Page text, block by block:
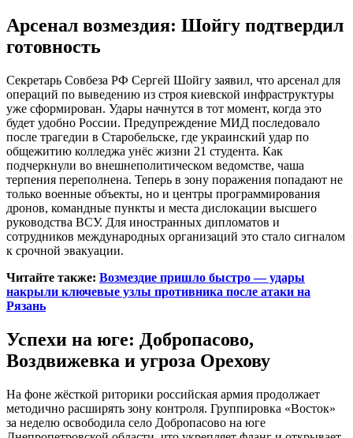
Арсенал возмездия: Шойгу подтвердил
готовность
Секретарь Совбеза РФ Сергей Шойгу заявил, что арсенал для
операций по выведению из строя киевской инфраструктуры
уже сформирован. Удары начнутся в тот момент, когда это
будет удобно России. Предупреждение МИД последовало
после трагедии в Старобельске, где украинский удар по
общежитию колледжа унёс жизни 21 студента. Как
подчеркнули во внешнеполитическом ведомстве, чаша
терпения переполнена. Теперь в зону поражения попадают не
только военные объекты, но и центры программирования
дронов, командные пункты и места дислокации высшего
руководства ВСУ. Для иностранных дипломатов и
сотрудников международных организаций это стало сигналом
к срочной эвакуации.
Читайте также: Возмездие пришло быстро — удары
накрыли ключевые узлы противника после атаки на
Рязань
Успехи на юге: Добропасово,
Воздвижевка и угроза Орехову
На фоне жёсткой риторики российская армия продолжает
методично расширять зону контроля. Группировка «Восток»
за неделю освободила село Добропасово на юге